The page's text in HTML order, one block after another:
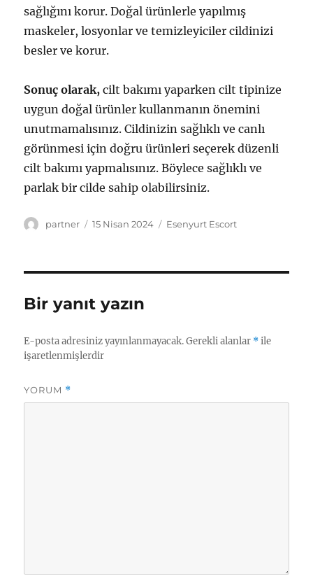
sağlığını korur. Doğal ürünlerle yapılmış
maskeler, losyonlar ve temizleyiciler cildinizi
besler ve korur.
Sonuç olarak, cilt bakımı yaparken cilt tipinize
uygun doğal ürünler kullanmanın önemini
unutmamalısınız. Cildinizin sağlıklı ve canlı
görünmesi için doğru ürünleri seçerek düzenli
cilt bakımı yapmalısınız. Böylece sağlıklı ve
parlak bir cilde sahip olabilirsiniz.
Yazar
partner
Yayın
15 Nisan 2024 Kategoriler
Esenyurt Escort
Bir yanıt yazın
E-posta adresiniz yayınlanmayacak. Gerekli alanlar *ile
işaretlenmişlerdir
YORUM *